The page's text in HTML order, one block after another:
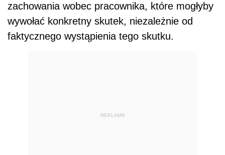
zachowania wobec pracownika, które mogłyby
wywołać konkretny skutek, niezależnie od
faktycznego wystąpienia tego skutku.
REKLAMA